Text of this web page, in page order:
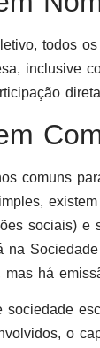
todos
inclusive
comuns
sociais) e
na
mas há
o